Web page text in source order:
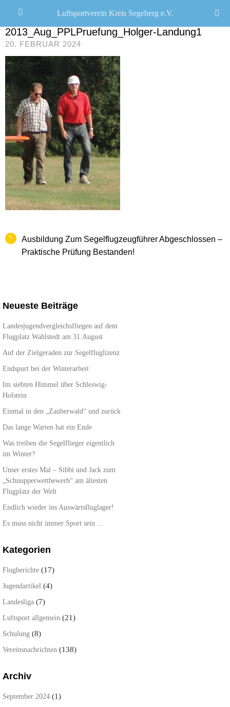
2013_Aug_PPLPruefung_Holger-Landung1
20. FEBRUAR 2024
<
Ausbildung Zum Segelflugzeugführer Abgeschlossen –
Praktische Prüfung Bestanden!
Neueste Beiträge
Landesjugendvergleichsfliegen auf dem
Flugplatz Wahlstedt am 31.August
Auf der Zielgeraden zur Segelfluglizenz
Endspurt bei der Winterarbeit
Im siebten Himmel über Schleswig-
Holstein
Einmal in den „Zauberwald“ und zurück
Das lange Warten hat ein Ende
Was treiben die Segelflieger eigentlich
im Winter?
Unser erstes Mal – Sibbi und Jack zum
„Schnupperwettbewerb“ am ältesten
Flugplatz der Welt
Endlich wieder ins Auswärtsfluglager!
Es muss nicht immer Sport sein …
Kategorien
Flugberichte (17)
Jugendartikel (4)
Landesliga (7)
Luftsport allgemein (21)
Schulung (8)
Vereinsnachrichten (138)
Archiv
September 2024 (1)
Luftsportverein Kreis Segeberg e.V.